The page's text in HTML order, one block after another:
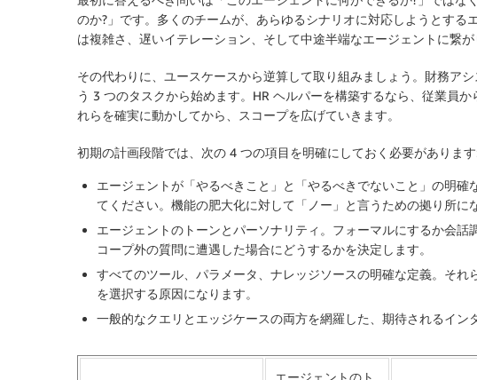
のか?」です。多くのチームが、あらゆるシナリオに対応しようとす
は複雑さ、遅いイテレーション、そして中途半端なエージェントに繋が
その代わりに、ユースケースから逆算して取り組みましょう。財務ア
う 3 つのタスクから始めます。HR ヘルパーを構築するなら、従業員
れらを確実に動かしてから、スコープを広げていきます。
初期の計画段階では、次の 4 つの項目を明確にしておく必要がありま
エージェントが「やるべきこと」と「やるべきでないこと」の明確
てください。機能の肥大化に対して「ノー」と言うための拠り所に
エージェントのトーンとパーソナリティ 。フォーマルにするか会話
コープ外の質問に遭遇した場合にどうするかを決定します。
すべてのツール、パラメータ、ナレッジソースの明確な定義。それ
を選択する原因になります。
一般的なクエリとエッジケースの両方を網羅した、期待されるイン
エージェントのト